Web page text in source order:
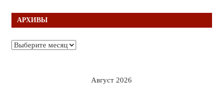
АРХИВЫ
Архивы
Август 2026